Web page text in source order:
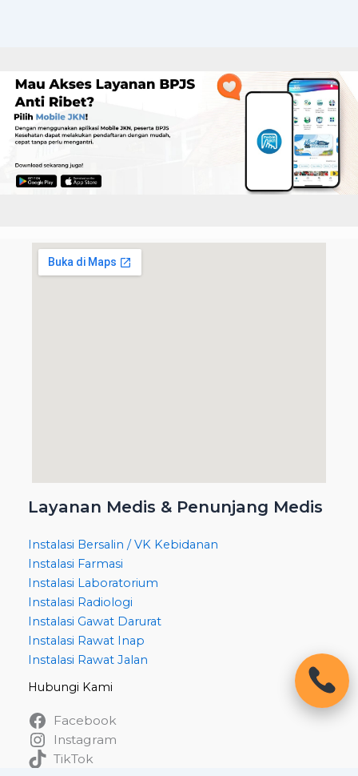
Layanan Medis & Penunjang Medis
Instalasi Bersalin / VK Kebidanan
Instalasi Farmasi
Instalasi Laboratorium
Instalasi Radiologi
Instalasi Gawat Darurat
Instalasi Rawat Inap
Instalasi Rawat Jalan
Hubungi Kami
Facebook
Instagram
TikTok